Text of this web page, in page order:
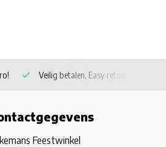
Veilig betalen, Easy retour
Feestwinkel